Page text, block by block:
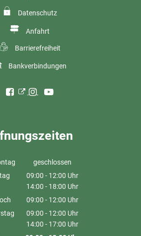
Datenschutz
Anfahrt
Barrierefreiheit
Bankverbindungen
geschlossen
09:00 - 12:00 Uhr
Von 09:00 bis 12:00 Uhr
14:00 - 18:00 Uhr
Von 14:00 bis 18:00 Uhr
09:00 - 12:00 Uhr
Von 09:00 bis 12:00 Uhr
09:00 - 12:00 Uhr
Von 09:00 bis 12:00 Uhr
14:00 - 17:00 Uhr